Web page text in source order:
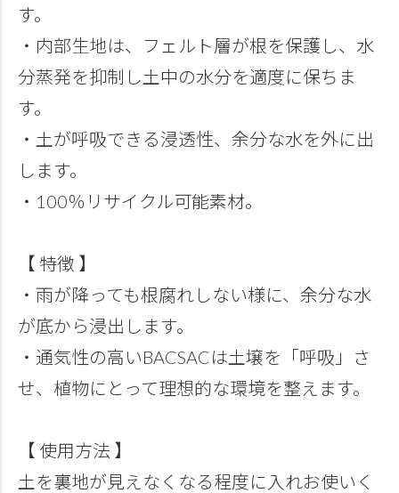
す。
・内部生地は、フェルト層が根を保護し、水
分蒸発を抑制し土中の水分を適度に保ちま
す。
・土が呼吸できる浸透性、余分な水を外に出
します。
・100％リサイクル可能素材。
【 特徴 】
・雨が降っても根腐れしない様に、余分な水
が底から浸出します。
・通気性の高いBACSACは土壌を「呼吸」さ
せ、植物にとって理想的な環境を整えます。
【 使用方法 】
土を裏地が見えなくなる程度に入れお使いく